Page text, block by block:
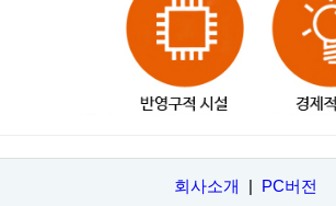
회사소개 | PC버전